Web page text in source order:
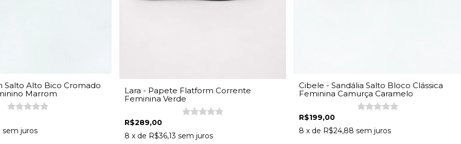
Salto Alto Bico Cromado
Marrom
sem juros
Lara - Papete Flatform Corrente
Feminina Verde
R$289,00
8 x de R$36,13 sem juros
Cibele - Sandália Salto Bloco Clássica
Feminina Camurça Caramelo
R$199,00
8 x de R$24,88 sem juros